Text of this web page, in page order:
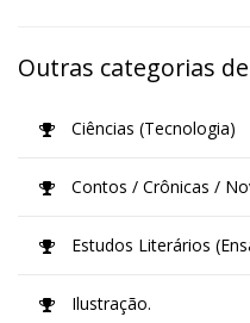
Outras categorias
Ciências (Tecnologia)
Contos / Crônicas /
Estudos Literários
Ilustração.